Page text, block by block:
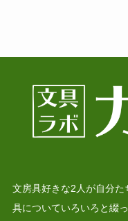
文房具好きな2人が自分
具についていろいろと綴っ